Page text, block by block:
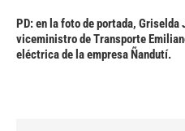
PD: en la foto de portada, Griselda
viceministro de Transporte
eléctrica de la empresa Ñandutí.